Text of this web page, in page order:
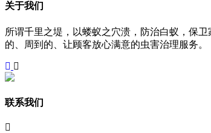
关于我们
所谓千里之堤，以蝼蚁之穴溃，防治白蚁，保
的、周到的、让顾客放心满意的虫害治理服务。
联系我们